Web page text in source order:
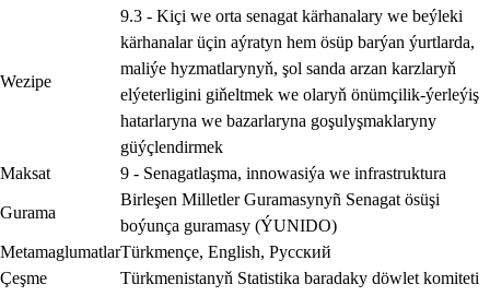
Wezipe
9.3 - Kiçi we orta senagat kärhanalary we beýleki
kärhanalar üçin aýratyn hem ösüp barýan ýurtlarda,
maliýe hyzmatlarynyň, şol sanda arzan karzlaryň
elýeterligini giňeltmek we olaryň önümçilik-ýerleýiş
hatarlaryna we bazarlaryna goşulyşmaklaryny
güýçlendirmek
Maksat
9 - Senagatlaşma, innowasiýa we infrastruktura
Gurama
Birleşen Milletler Guramasynyñ Senagat ösüşi
boýunça guramasy (ÝUNIDO)
MetamaglumatlarTürkmençe, English, Русский
Çeşme
Türkmenistanyň Statistika baradaky döwlet komiteti